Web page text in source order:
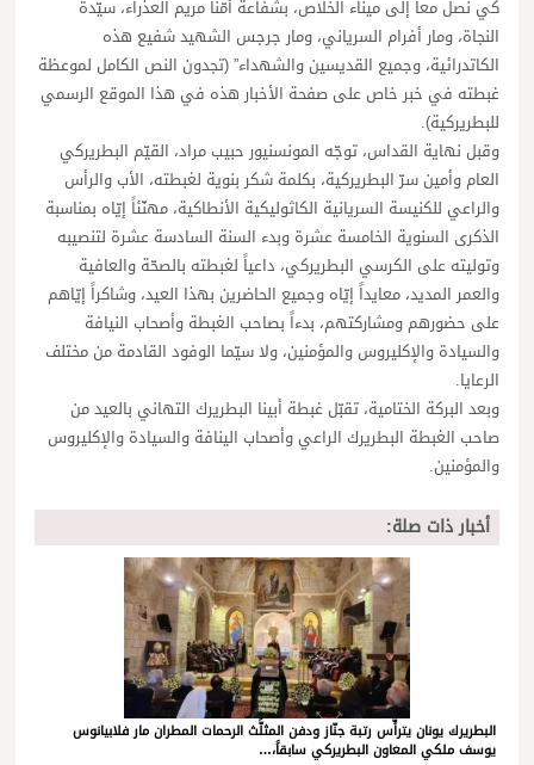
كي نصل معاً إلى ميناء الخلاص، بشفاعة أمّنا مريم العذراء، سيّدة
النجاة، ومار أفرام السرياني، ومار جرجس الشهيد شفيع هذه
الكاتدرائية، وجميع القديسين والشهداء” (تجدون النص الكامل لموعظة
غبطته في خبر خاص على صفحة الأخبار هذه في هذا الموقع الرسمي
للبطريركية).
وقبل نهاية القداس، توجّه المونسنيور حبيب مراد، القيّم البطريركي
العام وأمين سرّ البطريركية، بكلمة شكر بنوية لغبطته، الأب والرأس
والراعي للكنيسة السريانية الكاثوليكية الأنطاكية، مهنّئاً إيّاه بمناسبة
الذكرى السنوية الخامسة عشرة وبدء السنة السادسة عشرة لتنصيبه
وتوليته على الكرسي البطريركي، داعياً لغبطته بالصحّة والعافية
والعمر المديد، معايداً إيّاه وجميع الحاضرين بهذا العيد، وشاكراً إيّاهم
على حضورهم ومشاركتهم، بدءاً بصاحب الغبطة وأصحاب النيافة
والسيادة والإكليروس والمؤمنين، ولا سيّما الوفود القادمة من مختلف
الرعايا.
وبعد البركة الختامية، تقبّل غبطة أبينا البطريرك التهاني بالعيد من
صاحب الغبطة البطريرك الراعي وأصحاب الينافة والسيادة والإكليروس
والمؤمنين.
أخبار ذات صلة:
البطريرك يونان يترأّس رتبة جنّاز ودفن المثلَّث الرحمات المطران مار فلابيانوس
يوسف ملكي المعاون البطريركي سابقاً،…